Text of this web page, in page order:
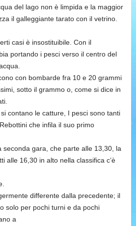
del lago non è limpida e la maggior
il galleggiante tarato con il vetrino.
casi è insostituibile. Con il
portando i pesci verso il centro del
con bombarde fra 10 e 20 grammi
sotto il grammo o, come si dice in
contano le catture, I pesci sono tanti
che infila il suo primo
seconda gara, che parte alle 13,30, la
alle 16,30 in alto nella classifica c’è
differente dalla precedente; il
solo per pochi turni e da pochi
a